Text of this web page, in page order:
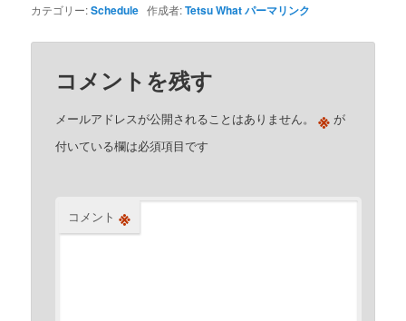
カテゴリー:Schedule 作成者:Tetsu Whatパーマリンク
コメントを残す
メールアドレスが公開されることはありません。 ※ が
付いている欄は必須項目です
コメント ※